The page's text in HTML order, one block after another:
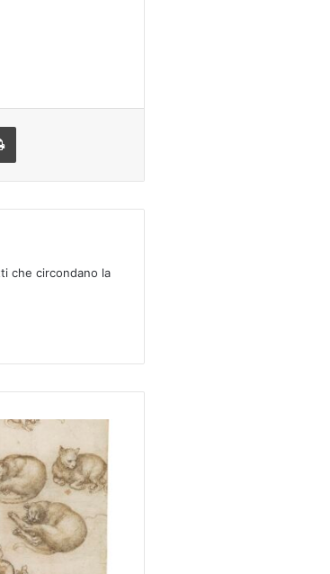
che circondano la